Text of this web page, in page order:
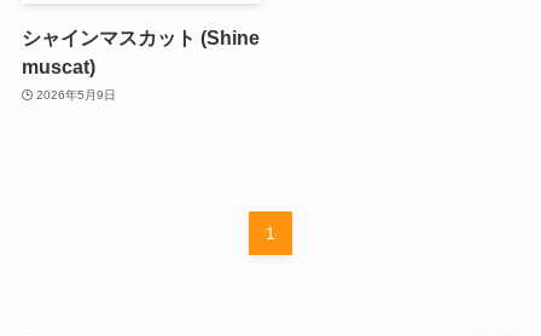
シャインマスカット (Shine
muscat)
2026年5月9日
1